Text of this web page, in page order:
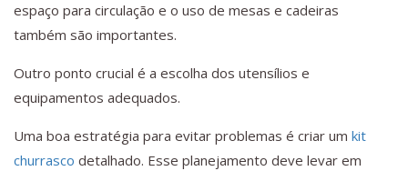
espaço para circulação e o uso de mesas e cadeiras
também são importantes.
Outro ponto crucial é a escolha dos utensílios e
equipamentos adequados.
Uma boa estratégia para evitar problemas é criar um kit
churrasco detalhado. Esse planejamento deve levar em